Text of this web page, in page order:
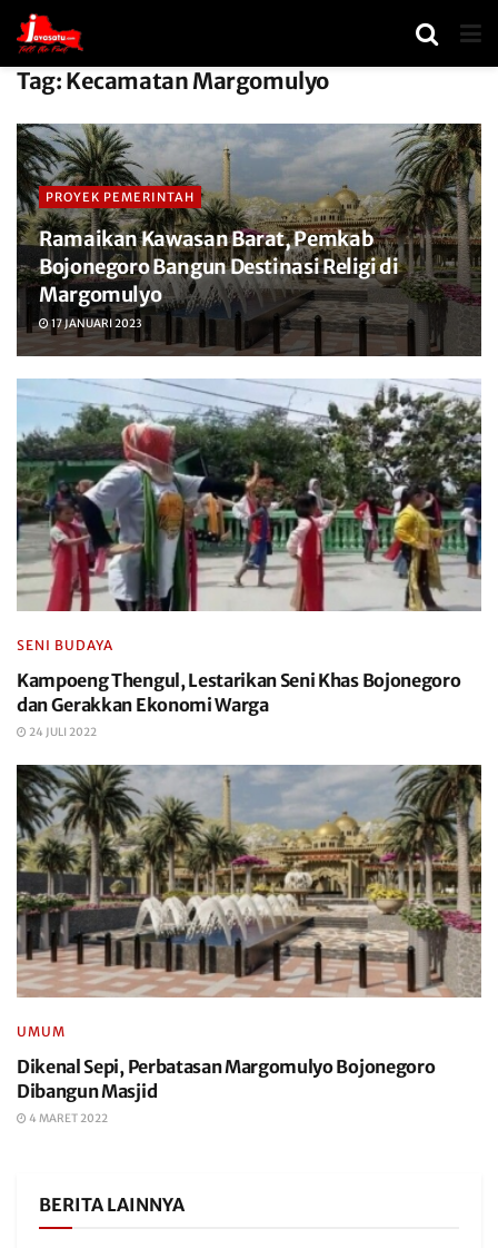
Tag: Kecamatan Margomulyo
PROYEK PEMERINTAH
Ramaikan Kawasan Barat, Pemkab
Bojonegoro Bangun Destinasi Religi di
Margomulyo
17 JANUARI 2023
SENI BUDAYA
Kampoeng Thengul, Lestarikan Seni Khas Bojonegoro
dan Gerakkan Ekonomi Warga
24 JULI 2022
UMUM
Dikenal Sepi, Perbatasan Margomulyo Bojonegoro
Dibangun Masjid
4 MARET 2022
BERITA LAINNYA